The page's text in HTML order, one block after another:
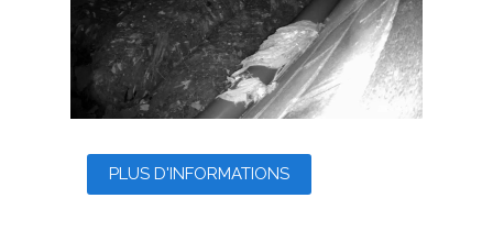
PLUS D'INFORMATIONS